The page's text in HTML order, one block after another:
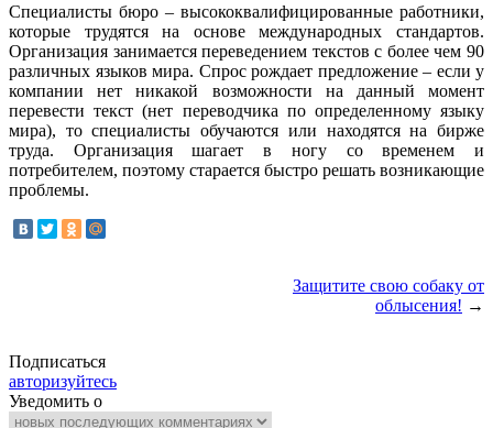
Специалисты бюро – высококвалифицированные работники,
которые трудятся на основе международных стандартов.
Организация занимается переведением текстов с более чем 90
различных языков мира. Спрос рождает предложение – если у
компании нет никакой возможности на данный момент
перевести текст (нет переводчика по определенному языку
мира), то специалисты обучаются или находятся на бирже
труда. Организация шагает в ногу со временем и
потребителем, поэтому старается быстро решать возникающие
проблемы.
Защитите свою собаку от
облысения! →
Подписаться
авторизуйтесь
Уведомить о